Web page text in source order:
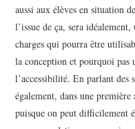
aussi aux élèves en situation
l’issue de ça, sera
charges qui pourra être
la conception et pourquoi pas
l’accessibilité. En parlant des
également, dans une
puisque on peut difficilement